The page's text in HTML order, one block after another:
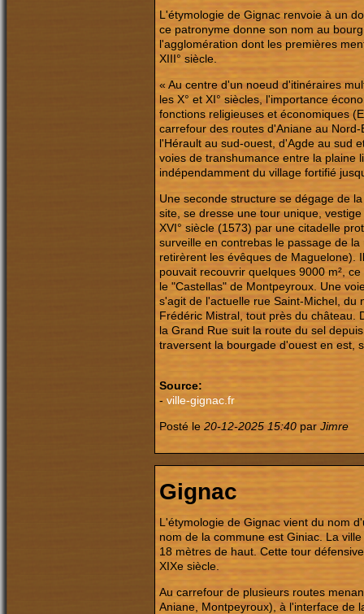
L'étymologie de Gignac renvoie à un
ce patronyme donne son nom au
l'agglomération dont les premières
XIII° siècle.
« Au centre d'un noeud d'itinéraires
les X° et XI° siècles, l'importance
fonctions religieuses et économiques
carrefour des routes d'Aniane au
l'Hérault au sud-ouest, d'Agde au sud
voies de transhumance entre la plaine
indépendamment du village fortifié
Une seconde structure se dégage de
site, se dresse une tour unique,
XVI° siècle (1573) par une citadelle
surveille en contrebas le passage de
retirèrent les évêques de Maguelone).
pouvait recouvrir quelques 9000 m²,
le "Castellas" de Montpeyroux. Une
s'agit de l'actuelle rue Saint-Michel, du
Frédéric Mistral, tout près du château.
la Grand Rue suit la route du sel
traversent la bourgade d'ouest en est,
Source:
- ville-gignac.fr
Posté le 20-12-2025 15:40 par Jimre
Gignac
L'étymologie de Gignac vient du nom
nom de la commune est Giniac. La
18 mètres de haut. Cette tour
XIXe siècle.
Au carrefour de plusieurs routes
Aniane, Montpeyroux), à l'interface de